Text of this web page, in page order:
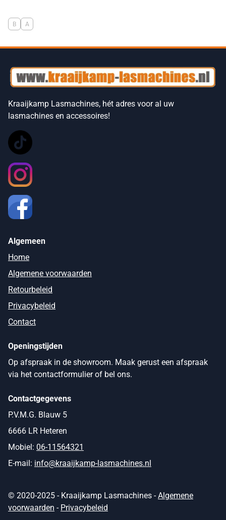
B A
Kraaijkamp Lasmachines, hét adres voor al uw
lasmachines en accessoires!
Algemeen
Home
Algemene voorwaarden
Retourbeleid
Privacybeleid
Contact
Openingstijden
Op afspraak in de showroom. Maak gerust een afspraak
via het contactformulier of bel ons.
Contactgegevens
P.V.M.G. Blauw 5
6666 LR Heteren
Mobiel: 06-11564321
E-mail: info@kraaijkamp-lasmachines.nl
© 2020-2025 - Kraaijkamp Lasmachines -Algemene
voorwaarden - Privacybeleid